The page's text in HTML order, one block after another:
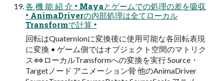
各 機 能 紹 介 • Mayaとゲームでの処理の差を吸収
• AnimaDriverの内部処理は全てローカル
Transformで計算 •
回転はQuaternionに変換後に使用可能な各回転表現
に変換 • ゲーム側ではオブジェクト空間のマトリク
ス⇔ローカルTransformへの変換を実行 Source・
Targetノード アニメーション骨 他のAnimaDriver